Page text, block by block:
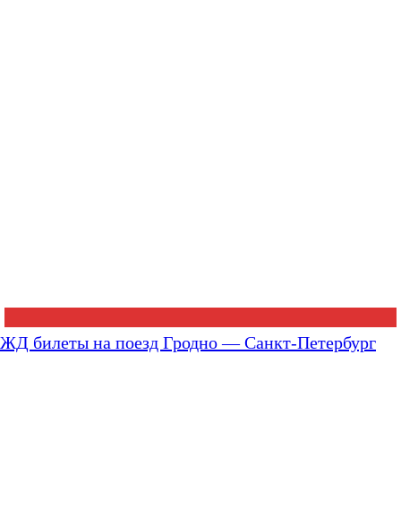
ЖД билеты на поезд Гродно — Санкт-Петербург